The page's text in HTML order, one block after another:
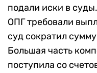
подали иски в
ОПГ требовали
суд сократил
Большая часть
поступила со